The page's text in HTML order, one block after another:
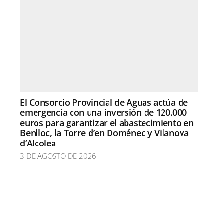
El Consorcio Provincial de Aguas actúa de
emergencia con una inversión de 120.000
euros para garantizar el abastecimiento en
Benlloc, la Torre d’en Doménec y Vilanova
d’Alcolea
3 DE AGOSTO DE 2026